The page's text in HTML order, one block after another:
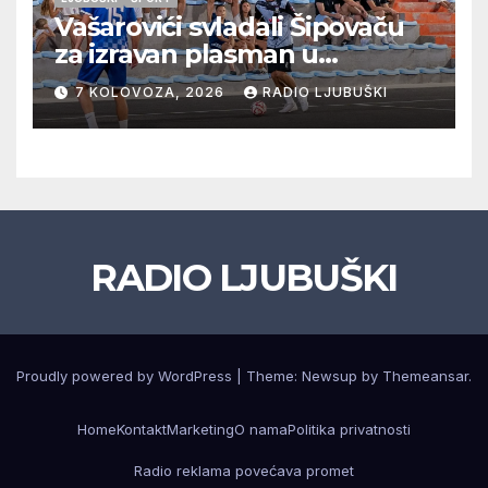
Vašarovići svladali Šipovaču
za izravan plasman u
četvrtfinale, Grab izborio
prolazak dalje, Klobuk ispao,
večeras počinje četvrtfinale
7 KOLOVOZA, 2026 RADIO LJUBUŠKI
RADIO LJUBUŠKI
Proudly powered by WordPress Theme: Newsup by Themeansar.
HomeKontaktMarketingO namaPolitika privatnosti
Radio reklama povećava promet